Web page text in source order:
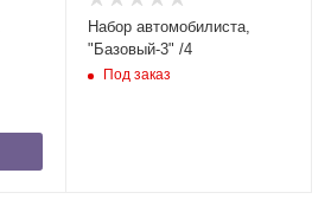
Набор автомобилиста,
"Базовый-3" /4
Под заказ